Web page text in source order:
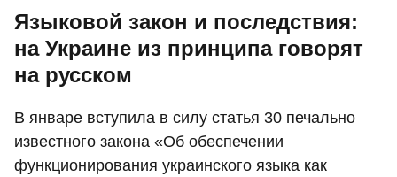
Языковой закон и последствия:
на Украине из принципа говорят
на русском
В январе вступила в силу статья 30 печально
известного закона «Об обеспечении
функционирования украинского языка как